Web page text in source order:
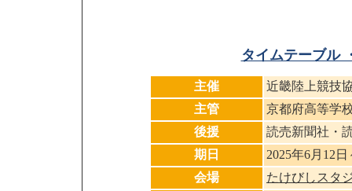
タイムテーブル
主催
近畿陸上競技
主管
京都府高等学
後援
読売新聞社・
期日
2025年6月12日
会場
たけびしスタ